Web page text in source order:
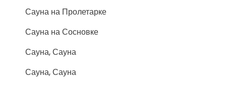
Сауна на Пролетарке
Сауна на Сосновке
Сауна, Сауна
Сауна, Сауна